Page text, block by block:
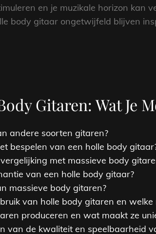
en je muzikale horizon kan
body gitaar ongetwijfeld blijven
Gitaren: Wat Je
andere soorten gitaren?
bespelen van een holle body
met massieve body
van een holle body gitaar?
massieve body gitaren?
van holle body gitaren en welke
produceren en wat maakt ze
van de kwaliteit en speelbaarheid